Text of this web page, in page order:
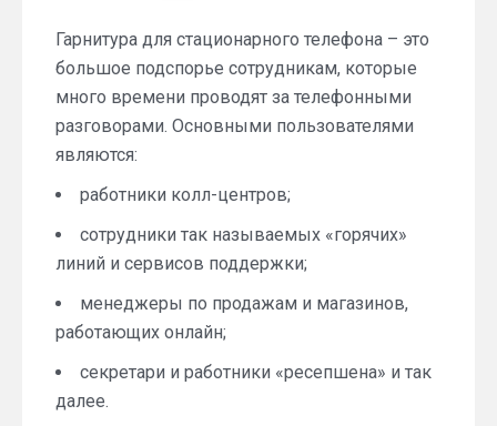
Гарнитура для стационарного телефона – это
большое подспорье сотрудникам, которые
много времени проводят за телефонными
разговорами. Основными пользователями
являются:
работники колл-центров;
сотрудники так называемых «горячих»
линий и сервисов поддержки;
менеджеры по продажам и магазинов,
работающих онлайн;
секретари и работники «ресепшена» и так
далее.